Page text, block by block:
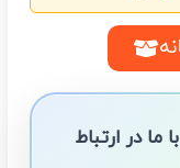
ما در ارتباط